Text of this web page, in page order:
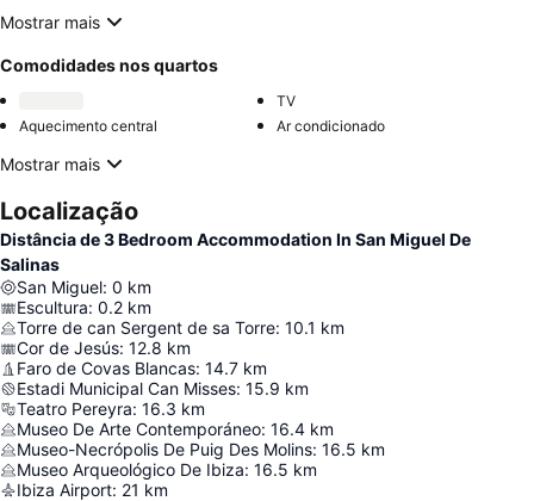
Mostrar mais
Comodidades nos quartos
TV
Aquecimento central
Ar condicionado
Mostrar mais
Localização
Distância de 3 Bedroom Accommodation In San Miguel De
Salinas
San Miguel: 0 km
Escultura: 0.2 km
Torre de can Sergent de sa Torre: 10.1 km
Cor de Jesús: 12.8 km
Faro de Covas Blancas: 14.7 km
Estadi Municipal Can Misses: 15.9 km
Teatro Pereyra: 16.3 km
Museo De Arte Contemporáneo: 16.4 km
Museo-Necrópolis De Puig Des Molins: 16.5 km
Museo Arqueológico De Ibiza: 16.5 km
Ibiza Airport: 21 km